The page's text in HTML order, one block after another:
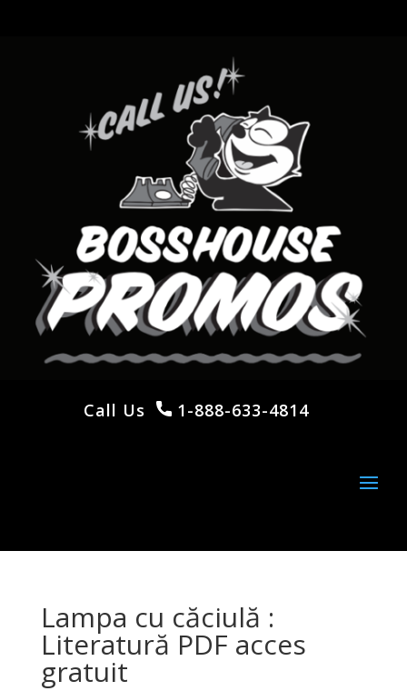
Call Us 1-888-633-4814
Lampa cu căciulă :
Literatură PDF acces
gratuit